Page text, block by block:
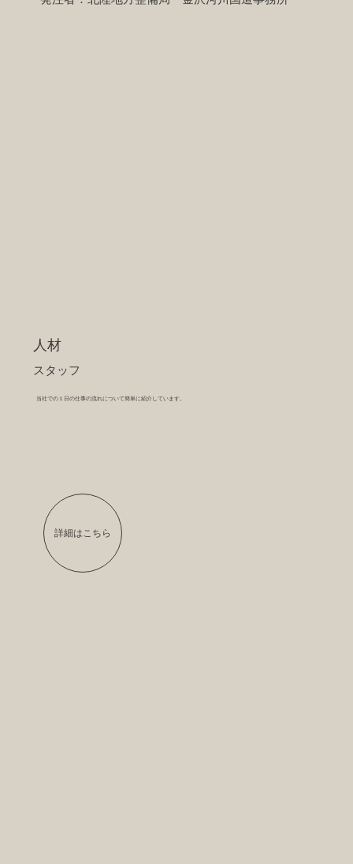
詳細はこちら
人材
スタッフ
​当社での１日の仕事の流れについて簡単に紹介しています。